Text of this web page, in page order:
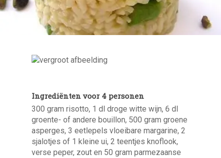
Ingrediënten voor 4 personen
300 gram risotto, 1 dl droge witte wijn, 6 dl
groente- of andere bouillon, 500 gram groene
asperges, 3 eetlepels vloeibare margarine, 2
sjalotjes of 1 kleine ui, 2 teentjes knoflook,
verse peper, zout en 50 gram parmezaanse